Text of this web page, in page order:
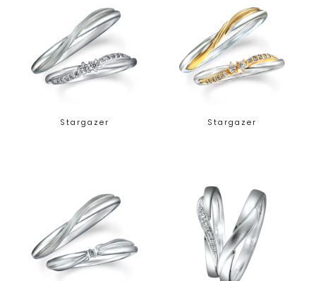
Stargazer Stargazer